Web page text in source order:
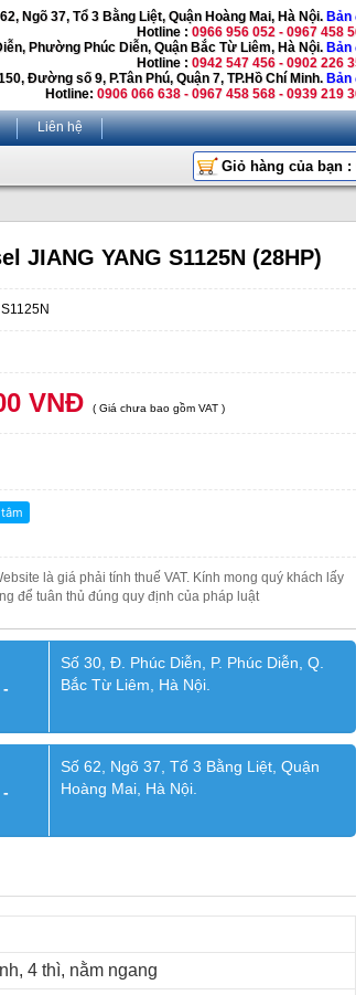
Ngõ 37, Tổ 3 Bằng Liệt, Quận Hoàng Mai, Hà Nội. Bản
Hotline : 0966 956 052 - 0967 458
Phường Phúc Diễn, Quận Bắc Từ Liêm, Hà Nội. Bản
Hotline : 0942 547 456 - 0902 226
Đường số 9, P.Tân Phú, Quận 7, TP.Hồ Chí Minh. Bản
Hotline: 0906 066 638 - 0967 458 568 - 0939 219
Liên hệ
Giỏ hàng của bạn :
JIANG YANG S1125N (28HP)
VNĐ ( Giá chưa bao gồm VAT )
là giá phải tính thuế VAT. Kính mong quý khách lấy
để tuân thủ đúng quy định của pháp luật
Số 30, Đ. Phúc Diễn, P. Phúc Diễn, Q.
Bắc Từ Liêm, Hà Nội.
Số 62, Ngõ 37, Tổ 3 Bằng Liệt, Quận
Hoàng Mai, Hà Nội.
4 thì, nằm ngang